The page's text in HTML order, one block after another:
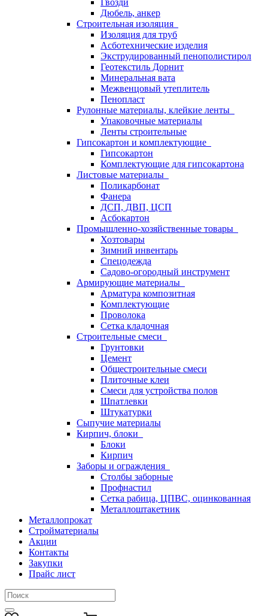
Гвозди
Дюбель, анкер
Строительная изоляция
Изоляция для труб
Асботехнические изделия
Экструдированный пенополистирол
Геотекстиль Дорнит
Минеральная вата
Межвенцовый утеплитель
Пенопласт
Рулонные материалы, клейкие ленты
Упаковочные материалы
Ленты строительные
Гипсокартон и комплектующие
Гипсокартон
Комплектующие для гипсокартона
Листовые материалы
Поликарбонат
Фанера
ДСП, ДВП, ЦСП
Асбокартон
Промышленно-хозяйственные товары
Хозтовары
Зимний инвентарь
Спецодежда
Садово-огородный инструмент
Армирующие материалы
Арматура композитная
Комплектующие
Проволока
Сетка кладочная
Строительные смеси
Грунтовки
Цемент
Общестроительные смеси
Плиточные клеи
Смеси для устройства полов
Шпатлевки
Штукатурки
Сыпучие материалы
Кирпич, блоки
Блоки
Кирпич
Заборы и ограждения
Столбы заборные
Профнастил
Сетка рабица, ЦПВС, оцинкованная
Металлоштакетник
Металлопрокат
Стройматериалы
Акции
Контакты
Закупки
Прайс лист